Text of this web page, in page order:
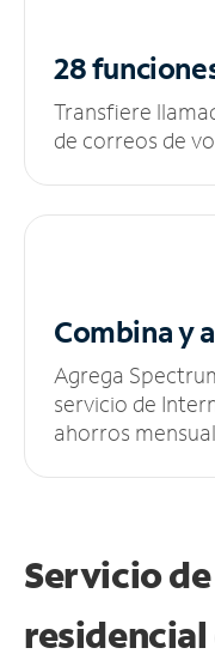
28
Transfiere
de correos de
Combina y
Agrega
servicio de
ahorros
Servicio
residencial